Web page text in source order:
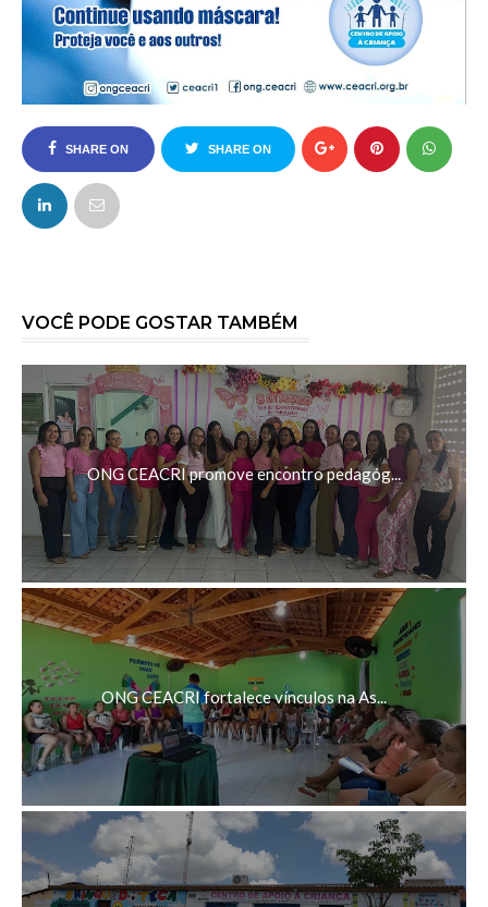
SHARE ON
FACEBOOK
SHARE ON
VOCÊ PODE GOSTAR TAMBÉM
ONG CEACRI promove encontro pedagóg...
ONG CEACRI fortalece vínculos na As...